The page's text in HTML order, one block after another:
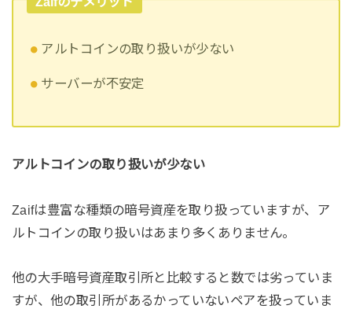
アルトコインの取り扱いが少ない
サーバーが不安定
アルトコインの取り扱いが少ない
Zaifは豊富な種類の暗号資産を取り扱っていますが、ア
ルトコインの取り扱いはあまり多くありません。
他の大手暗号資産取引所と比較すると数では劣っていま
すが、他の取引所があるかっていないペアを扱っていま